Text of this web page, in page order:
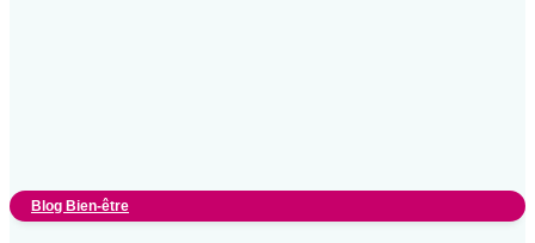
Blog Bien-être